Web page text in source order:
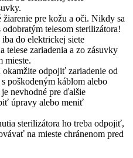
pre kožu a oči. Nikdy sa
telesom sterilizátora!
do elektrickej siete
telese zariadenia a zo zásuvky
mieste.
odpojiť zariadenie od
poškodeným káblom alebo
nevhodné pre ďalšie
úpravy alebo meniť
sterilizátora ho treba odpojiť,
na mieste chránenom pred